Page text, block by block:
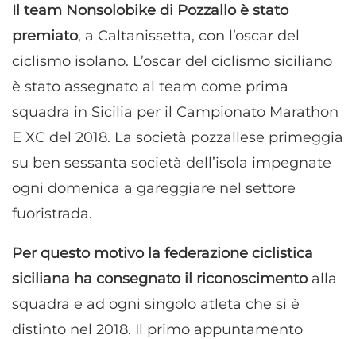
Il team Nonsolobike di Pozzallo è stato
premiato, a Caltanissetta, con l’oscar del
ciclismo isolano. L’oscar del ciclismo siciliano
è stato assegnato al team come prima
squadra in Sicilia per il Campionato Marathon
E XC del 2018. La società pozzallese primeggia
su ben sessanta società dell’isola impegnate
ogni domenica a gareggiare nel settore
fuoristrada.
Per questo motivo la federazione ciclistica
siciliana ha consegnato il riconoscimentoalla
squadra e ad ogni singolo atleta che si è
distinto nel 2018. Il primo appuntamento